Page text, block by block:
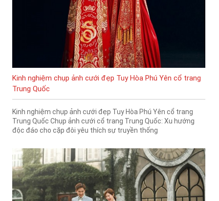
Kinh nghiệm chụp ảnh cưới đẹp Tuy Hòa Phú Yên cổ trang
Trung Quốc
Kinh nghiệm chụp ảnh cưới đẹp Tuy Hòa Phú Yên cổ trang
Trung Quốc Chụp ảnh cưới cổ trang Trung Quốc: Xu hướng
độc đáo cho cặp đôi yêu thích sự truyền thống